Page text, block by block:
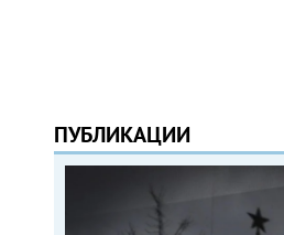
ПУБЛИКАЦИИ